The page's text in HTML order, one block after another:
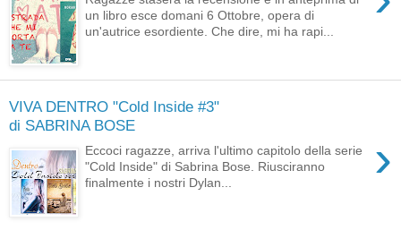
un libro esce domani 6 Ottobre, opera di
un'autrice esordiente. Che dire, mi ha rapi...
VIVA DENTRO "Cold Inside #3"
di SABRINA BOSE
›
Eccoci ragazze, arriva l'ultimo capitolo della serie
"Cold Inside" di Sabrina Bose. Riusciranno
finalmente i nostri Dylan...